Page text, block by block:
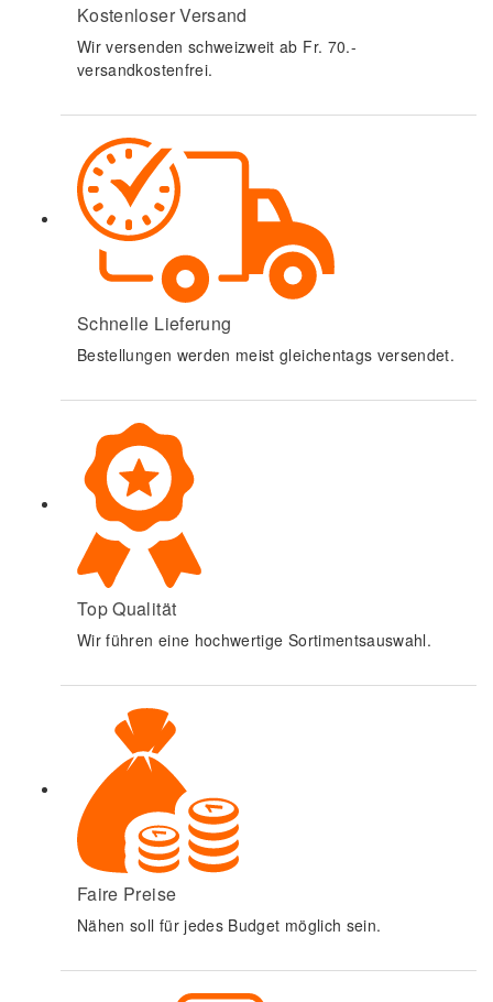
Kostenloser Versand
Wir versenden schweizweit ab Fr. 70.-
versandkostenfrei.
Schnelle Lieferung
Bestellungen werden meist gleichentags versendet.
Top Qualität
Wir führen eine hochwertige Sortimentsauswahl.
Faire Preise
Nähen soll für jedes Budget möglich sein.